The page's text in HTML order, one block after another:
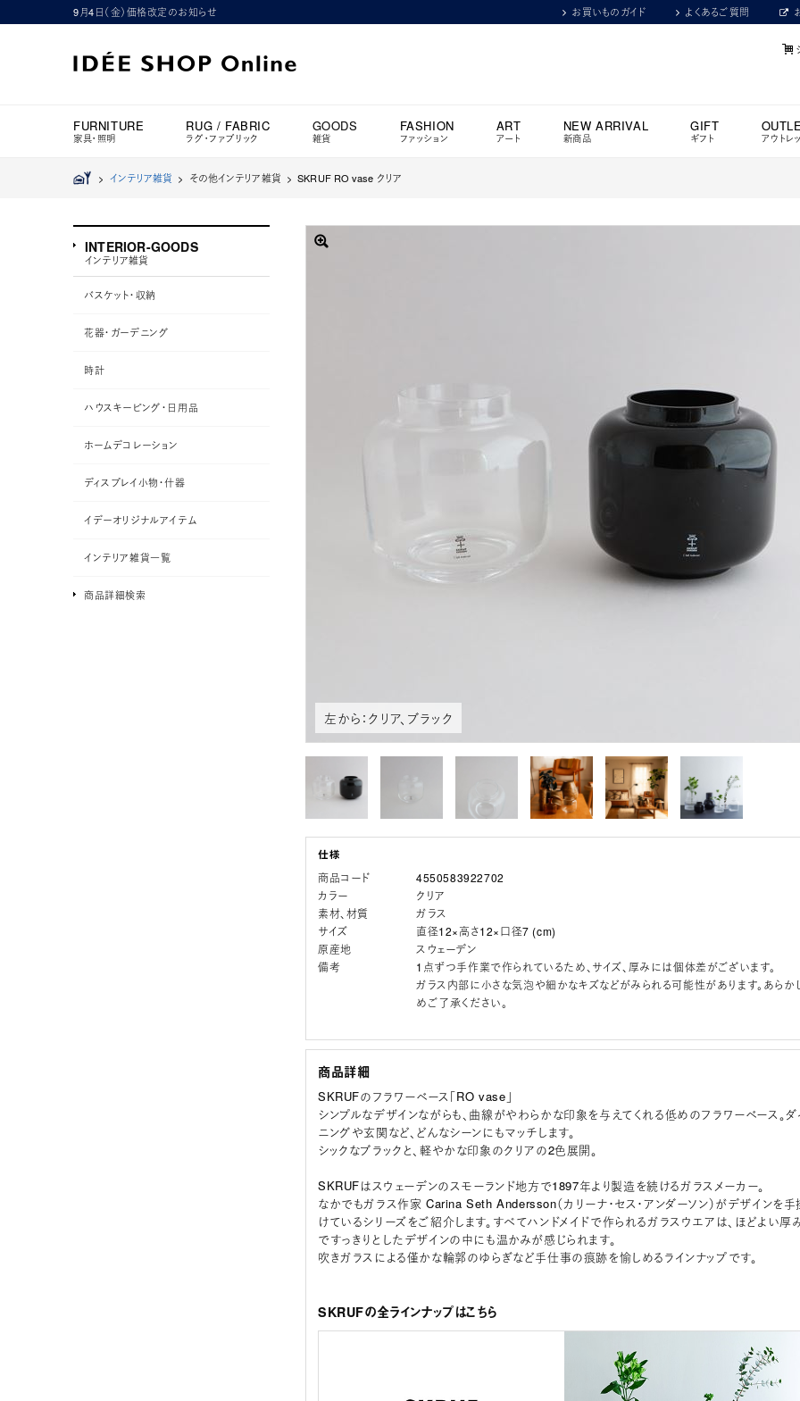
9月4日（金）価格改定のお知らせ お買いものガイド よくあるご質問
FURNITURE
家具・照明
RUG / FABRIC
ラグ・ファブリック
GOODS
雑貨
FASHION
ファッション
ART
アート
NEW ARRIVAL
新商品
GIFT
ギフト アウトレ
> インテリア雑貨 > その他インテリア雑貨 >SKRUF RO vase クリア
左から：クリア、ブラック
商品コード
4550583922702
カラー
クリア
素材、材質
ガラス
サイズ
直径12×高さ12×口径7 (cm)
原産地
スウェーデン
備考
1点ずつ手作業で作られているため、サイズ、厚みには個体差がございます。
ガラス内部に小さな気泡や細かなキズなどがみられる可能性があります。あらか
めご了承ください。
商品詳細
SKRUFのフラワーベース「RO vase」
シンプルなデザインながらも、曲線がやわらかな印象を与えてくれる低めのフラワーベース。ダ
ニングや玄関など、どんなシーンにもマッチします。
シックなブラックと、軽やかな印象のクリアの2色展開。
SKRUFはスウェーデンのスモーランド地方で1897年より製造を続けるガラスメーカー。
なかでもガラス作家 Carina Seth Andersson（カリーナ・セス・アンダーソン）がデザインを手
けているシリーズをご紹介します。すべてハンドメイドで作られるガラスウエアは、ほどよい厚
ですっきりとしたデザインの中にも温かみが感じられます。
吹きガラスによる僅かな輪郭のゆらぎなど手仕事の痕跡を愉しめるラインナップです。
SKRUFの全ラインナップはこちら
INTERIOR-GOODS
インテリア雑貨
バスケット・収納
花器・ガーデニング
時計
ハウスキーピング・日用品
ホームデコレーション
ディスプレイ小物・什器
イデーオリジナルアイテム
インテリア雑貨一覧
商品詳細検索